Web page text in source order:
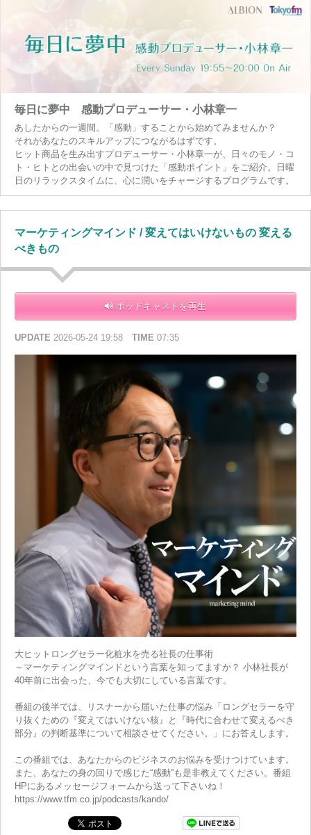
毎日に夢中 感動プロデューサー・小林章一
あしたからの一週間。「感動」することから始めてみませんか？
それがあなたのスキルアップにつながるはずです。
ヒット商品を生み出すプロデューサー・小林章一が、日々のモノ・コ
ト・ヒトとの出会いの中で見つけた「感動ポイント」をご紹介。日曜
日のリラックスタイムに、心に潤いをチャージするプログラムです。
マーケティングマインド / 変えてはいけないもの 変える
べきもの
ポッドキャストを再生
UPDATE 2026-05-24 19:58 TIME 07:35
大ヒットロングセラー化粧水を売る社長の仕事術
～マーケティングマインドという言葉を知ってますか？ 小林社長が
40年前に出会った、今でも大切にしている言葉です。
番組の後半では、リスナーから届いた仕事の悩み「ロングセラーを守
り抜くための『変えてはいけない核』と『時代に合わせて変えるべき
部分』の判断基準について相談させてください。」にお答えします。
この番組では、あなたからのビジネスのお悩みを受けつけています。
また、あなたの身の回りで感じた“感動”も是非教えてください。番組
HPにあるメッセージフォームから送って下さいね！
https://www.tfm.co.jp/podcasts/kando/